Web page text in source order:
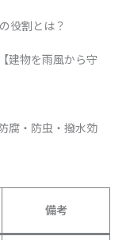
役割とは？
建物を雨風から守
腐・防虫・撥水効
備考